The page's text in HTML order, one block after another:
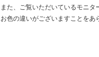
また、ご覧いただいているモニタ
お色の違いがございますことをあ